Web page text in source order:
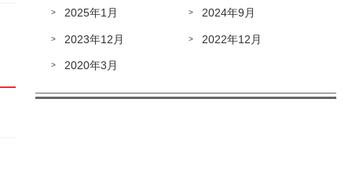
2025年1月 2024年9月
2023年12月 2022年12月
2020年3月